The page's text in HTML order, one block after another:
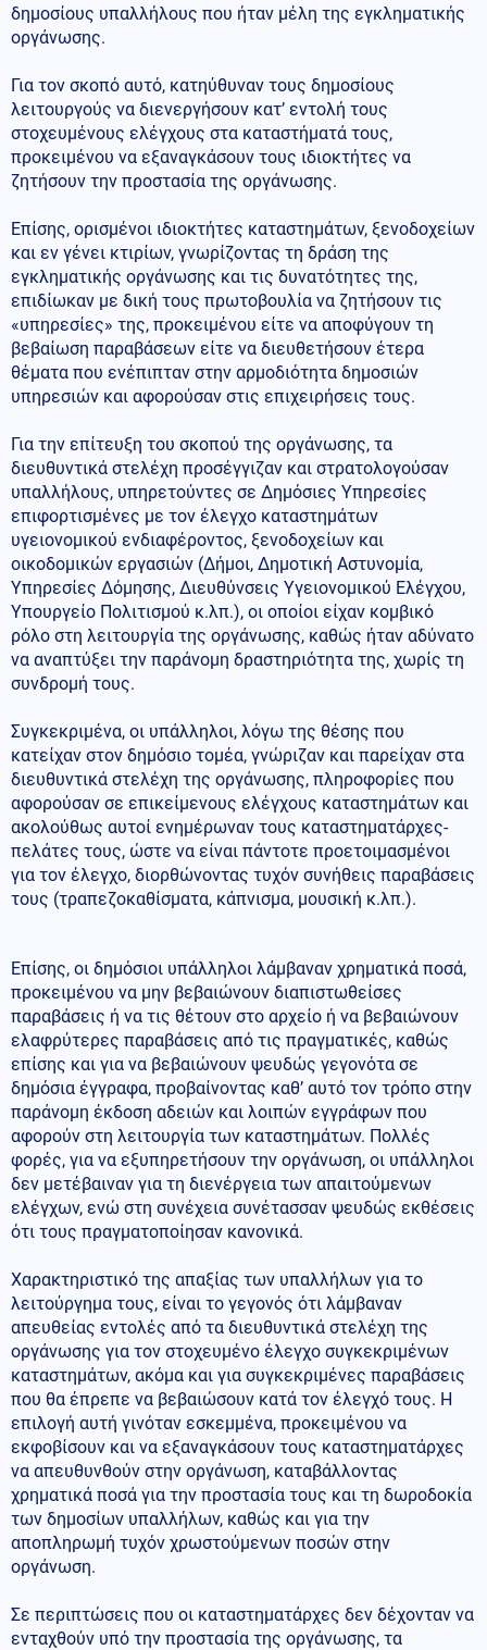
δημοσίους υπαλλήλους που ήταν μέλη της εγκληματικής
οργάνωσης.
Για τον σκοπό αυτό, κατηύθυναν τους δημοσίους
λειτουργούς να διενεργήσουν κατ’ εντολή τους
στοχευμένους ελέγχους στα καταστήματά τους,
προκειμένου να εξαναγκάσουν τους ιδιοκτήτες να
ζητήσουν την προστασία της οργάνωσης.
Επίσης, ορισμένοι ιδιοκτήτες καταστημάτων, ξενοδοχείων
και εν γένει κτιρίων, γνωρίζοντας τη δράση της
εγκληματικής οργάνωσης και τις δυνατότητες της,
επιδίωκαν με δική τους πρωτοβουλία να ζητήσουν τις
«υπηρεσίες» της, προκειμένου είτε να αποφύγουν τη
βεβαίωση παραβάσεων είτε να διευθετήσουν έτερα
θέματα που ενέπιπταν στην αρμοδιότητα δημοσιών
υπηρεσιών και αφορούσαν στις επιχειρήσεις τους.
Για την επίτευξη του σκοπού της οργάνωσης, τα
διευθυντικά στελέχη προσέγγιζαν και στρατολογούσαν
υπαλλήλους, υπηρετούντες σε Δημόσιες Υπηρεσίες
επιφορτισμένες με τον έλεγχο καταστημάτων
υγειονομικού ενδιαφέροντος, ξενοδοχείων και
οικοδομικών εργασιών (Δήμοι, Δημοτική Αστυνομία,
Υπηρεσίες Δόμησης, Διευθύνσεις Υγειονομικού Ελέγχου,
Υπουργείο Πολιτισμού κ.λπ.), οι οποίοι είχαν κομβικό
ρόλο στη λειτουργία της οργάνωσης, καθώς ήταν αδύνατο
να αναπτύξει την παράνομη δραστηριότητα της, χωρίς τη
συνδρομή τους.
Συγκεκριμένα, οι υπάλληλοι, λόγω της θέσης που
κατείχαν στον δημόσιο τομέα, γνώριζαν και παρείχαν στα
διευθυντικά στελέχη της οργάνωσης, πληροφορίες που
αφορούσαν σε επικείμενους ελέγχους καταστημάτων και
ακολούθως αυτοί ενημέρωναν τους καταστηματάρχες-
πελάτες τους, ώστε να είναι πάντοτε προετοιμασμένοι
για τον έλεγχο, διορθώνοντας τυχόν συνήθεις παραβάσεις
τους (τραπεζοκαθίσματα, κάπνισμα, μουσική κ.λπ.).
Επίσης, οι δημόσιοι υπάλληλοι λάμβαναν χρηματικά ποσά,
προκειμένου να μην βεβαιώνουν διαπιστωθείσες
παραβάσεις ή να τις θέτουν στο αρχείο ή να βεβαιώνουν
ελαφρύτερες παραβάσεις από τις πραγματικές, καθώς
επίσης και για να βεβαιώνουν ψευδώς γεγονότα σε
δημόσια έγγραφα, προβαίνοντας καθ’ αυτό τον τρόπο στην
παράνομη έκδοση αδειών και λοιπών εγγράφων που
αφορούν στη λειτουργία των καταστημάτων. Πολλές
φορές, για να εξυπηρετήσουν την οργάνωση, οι υπάλληλοι
δεν μετέβαιναν για τη διενέργεια των απαιτούμενων
ελέγχων, ενώ στη συνέχεια συνέτασσαν ψευδώς εκθέσεις
ότι τους πραγματοποίησαν κανονικά.
Χαρακτηριστικό της απαξίας των υπαλλήλων για το
λειτούργημα τους, είναι το γεγονός ότι λάμβαναν
απευθείας εντολές από τα διευθυντικά στελέχη της
οργάνωσης για τον στοχευμένο έλεγχο συγκεκριμένων
καταστημάτων, ακόμα και για συγκεκριμένες παραβάσεις
που θα έπρεπε να βεβαιώσουν κατά τον έλεγχό τους. Η
επιλογή αυτή γινόταν εσκεμμένα, προκειμένου να
εκφοβίσουν και να εξαναγκάσουν τους καταστηματάρχες
να απευθυνθούν στην οργάνωση, καταβάλλοντας
χρηματικά ποσά για την προστασία τους και τη δωροδοκία
των δημοσίων υπαλλήλων, καθώς και για την
αποπληρωμή τυχόν χρωστούμενων ποσών στην
οργάνωση.
Σε περιπτώσεις που οι καταστηματάρχες δεν δέχονταν να
ενταχθούν υπό την προστασία της οργάνωσης, τα